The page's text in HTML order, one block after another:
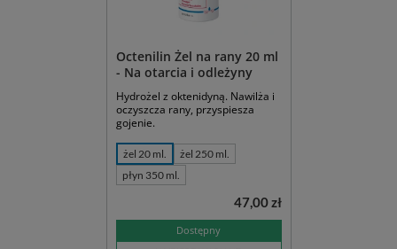
Octenilin Żel na rany 20 ml
- Na otarcia i odleżyny
Hydrożel z oktenidyną. Nawilża i
oczyszcza rany, przyspiesza
gojenie.
żel 20 ml.
żel 250 ml.
płyn 350 ml.
Dostępny
47,00 zł